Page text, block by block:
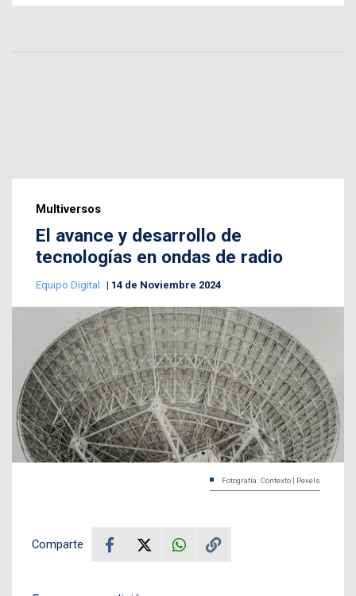
Multiversos
El avance y desarrollo de
tecnologías en ondas de radio
Equipo Digital 14 de Noviembre 2024
Fotografía: Contexto | Pexels
Comparte